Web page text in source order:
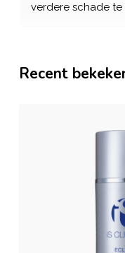
verdere schade
Recent